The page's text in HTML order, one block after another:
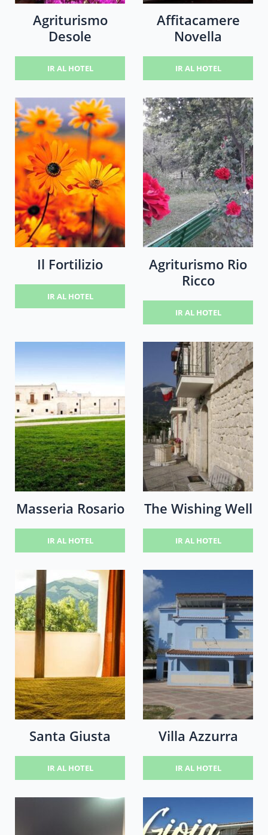
Agriturismo
Desole
IR AL HOTEL
Affitacamere
Novella
IR AL HOTEL
Il Fortilizio
IR AL HOTEL
Agriturismo Rio
Ricco
IR AL HOTEL
Masseria Rosario
IR AL HOTEL
The Wishing Well
IR AL HOTEL
Santa Giusta
IR AL HOTEL
Villa Azzurra
IR AL HOTEL